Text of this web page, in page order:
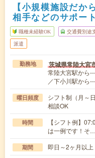
【小規模施設だか
相手などのサポー
職種未経験OK 交通費別途
派遣
勤務地 茨城県常陸大宮
常陸大宮駅から
／下小川駅から
曜日頻度
シフト制（月～
相談OK
時間
【シフト例】
は一例です！そ…
期間 即日～2ヶ月以